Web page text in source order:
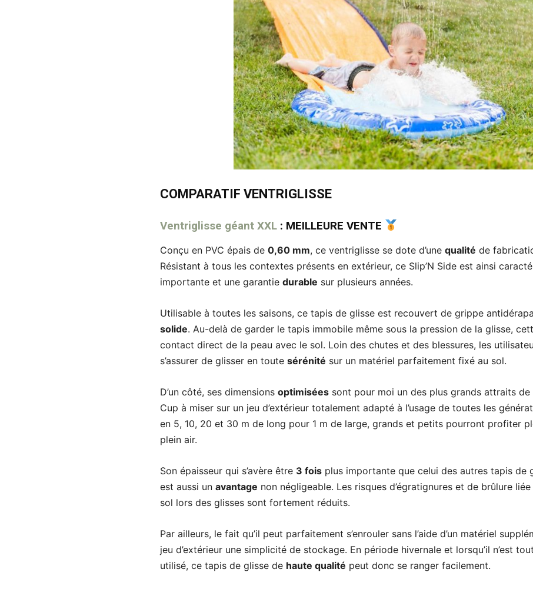
COMPARATIF VENTRIGLISSE
Ventriglisse géant XXL : MEILLEURE VENTE
Conçu en PVC épais de 0,60 mm, ce ventriglisse se dote d’une qualité de
Résistant à tous les contextes présents en extérieur, ce Slip’N Side est ainsi
importante et une garantie durable sur plusieurs années.
Utilisable à toutes les saisons, ce tapis de glisse est recouvert de grippe
solide. Au-delà de garder le tapis immobile même sous la pression de la glisse,
contact direct de la peau avec le sol. Loin des chutes et des blessures, les
s’assurer de glisser en toute sérénité sur un matériel parfaitement fixé au sol.
D’un côté, ses dimensions optimisées sont pour moi un des plus grands attraits de
Cup à miser sur un jeu d’extérieur totalement adapté à l’usage de toutes les
en 5, 10, 20 et 30 m de long pour 1 m de large, grands et petits pourront profiter
plein air.
Son épaisseur qui s’avère être 3 fois plus importante que celui des autres tapis de
est aussi un avantage non négligeable. Les risques d’égratignures et de brûlure
sol lors des glisses sont fortement réduits.
Par ailleurs, le fait qu’il peut parfaitement s’enrouler sans l’aide d’un matériel
jeu d’extérieur une simplicité de stockage. En période hivernale et lorsqu’il n’est
utilisé, ce tapis de glisse de haute qualité peut donc se ranger facilement.